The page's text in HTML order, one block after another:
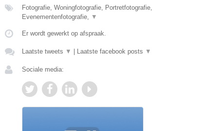
Fotografie, Woningfotografie, Portretfotografie,
Evenementenfotografie,
▼
Er wordt gewerkt op afspraak.
Laatste tweets ▼ Laatste facebook posts ▼
Sociale media: